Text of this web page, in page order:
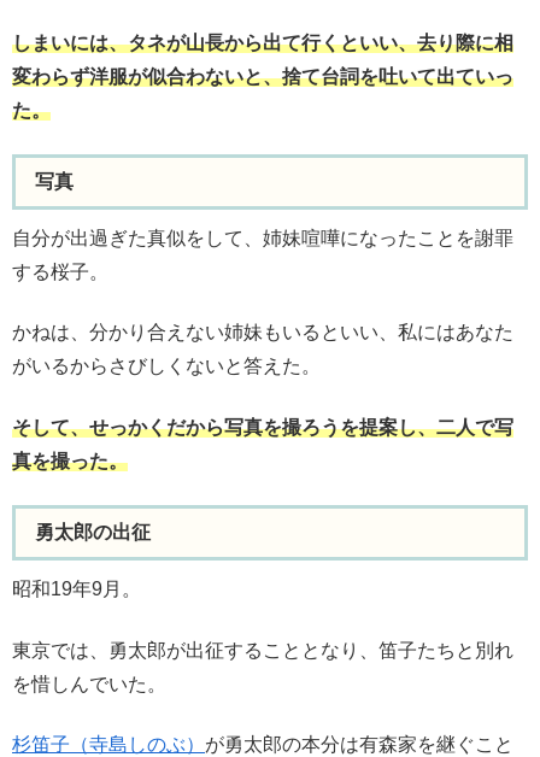
しまいには、タネが山長から出て行くといい、去り際に相
変わらず洋服が似合わないと、捨て台詞を吐いて出ていっ
た。
写真
自分が出過ぎた真似をして、姉妹喧嘩になったことを謝罪
する桜子。
かねは、分かり合えない姉妹もいるといい、私にはあなた
がいるからさびしくないと答えた。
そして、せっかくだから写真を撮ろうを提案し、二人で写
真を撮った。
勇太郎の出征
昭和19年9月。
東京では、勇太郎が出征することとなり、笛子たちと別れ
を惜しんでいた。
杉笛子（寺島しのぶ） が勇太郎の本分は有森家を継ぐこと